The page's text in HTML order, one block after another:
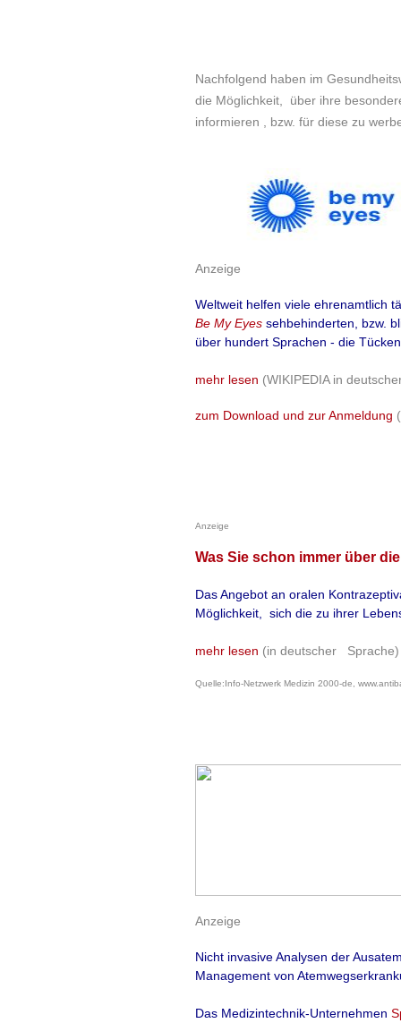
Es ist aber
wahrscheinlich,
ausreichender
Der Erfolg
Allergen-
behandelnder
diese Qualität
vertrauen - also
Wirkung der
einige Jahre
mehr lesen
(in
Quelle: werbende
adhoc,3.6.2025
Wearables
aufgrund
Diese in vielerlei
Allerdings
Acrylate und
Bestandteil von
„Toleranz
sich
Nachfolgend haben im
die Möglichkeit, über ihre
informieren , bzw. für diese zu
Anzeige
Weltweit helfen viele ehrenamtlich
Be My Eyes sehbehinderten, bzw.
über hundert Sprachen - die
mehr lesen (WIKIPEDIA in
zum Download und zur Anmeldung
Anzeige
Was Sie schon immer über
Das Angebot an oralen
Möglichkeit, sich die zu ihrer
mehr lesen (in deutscher Sprache)
Quelle:Info-Netzwerk Medizin 2000-de,
Anzeige
Nicht invasive Analysen der
Management von
Das Medizintechnik-Unternehmen